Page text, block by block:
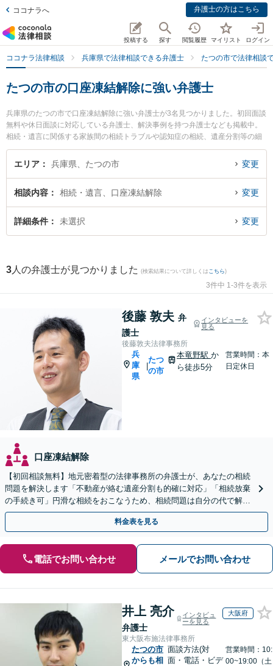
ココナラへ 弁護士の方はこちら
投稿する 探す 閲覧履歴 マイリスト ログイン
ココナラ法律相談 兵庫県で法律相談できる弁護士 たつの市で法律相談
たつの市の口座凍結解除に強い弁護士
兵庫県のたつの市で口座凍結解除に強い弁護士が3名見つかりました。初回面談
無料や休日面談に対応している弁護士、解決事例を持つ弁護士なども掲載中。
相続・遺言に関係する家族間の相続トラブルや認知症の相続、遺産分割等の細
かな分野での絞り込み検索もでき便利です。特に後藤敦夫法律事務所の後藤 敦
夫弁護士や西はりま法律事務所の佐古井 啓太弁護士、後藤敦夫法律事務所の是
護士に相談したい』『口座凍結解除のトラブル解決の実績豊富な近くの弁護士
を検索したい』『初回相談無料で口座凍結解除を法律相談できるたつの市内の
弁護士に相談予約したい』などでお困りの相談者さんにおすすめです。
エリア 兵庫県、たつの市 変更
相談内容 相続・遺言、口座凍結解除 変更
詳細条件 未選択 変更
3 人の弁護士が見つかりました (検索結果について詳しくは こちら)
3件中 1-3件を表示
後藤 敦夫 弁
護士
インタビューを
見る
後藤敦夫法律事務所
兵
庫
県
|
たつ
の市
本竜野駅か
ら徒歩5分
営業時間：本
日定休日
口座凍結解除
【初回相談無料】地元密着型の法律事務所の弁護士が、あなたの相続
問題を解決します「不動産が絡む遺産分割も的確に対応」「相続放棄
の手続き可」円滑な相続をおこなうため、相続問題は自分の代で解決
しましょう【完全個室制】【本竜野駅5分】
料金表を見る
電話でお問い合わせ メールでお問い合わせ
井上 亮介
弁護士
インタビュ
ーを見る
大阪府
東大阪布施法律事務所
たつの市
からも相
面談方法(対
面・電話・ビデ
営業時間：10:
00~19:00（土